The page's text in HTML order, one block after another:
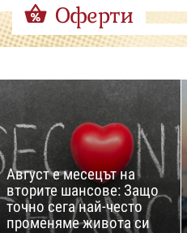
Оферти
Август е месецът на
вторите шансове: Защо
точно сега най-често
променяме живота си